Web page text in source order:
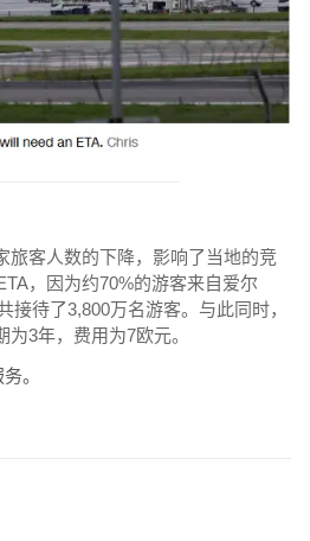
旅客人数的下降，影响了当地的竞
，因为约70%的游客来自爱尔
待了3,800万名游客。与此同时，
3年，费用为7欧元。
。